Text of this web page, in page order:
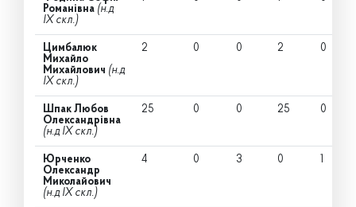
Романівна (н.д
IX скл.)
Цимбалюк
Михайло
Михайлович (н.д
IX скл.)
2 0 0 2 0
Шпак Любов
Олександрівна
(н.д IX скл.)
25 0 0 25 0
Юрченко
Олександр
Миколайович
(н.д IX скл.)
4 0 3 0 1